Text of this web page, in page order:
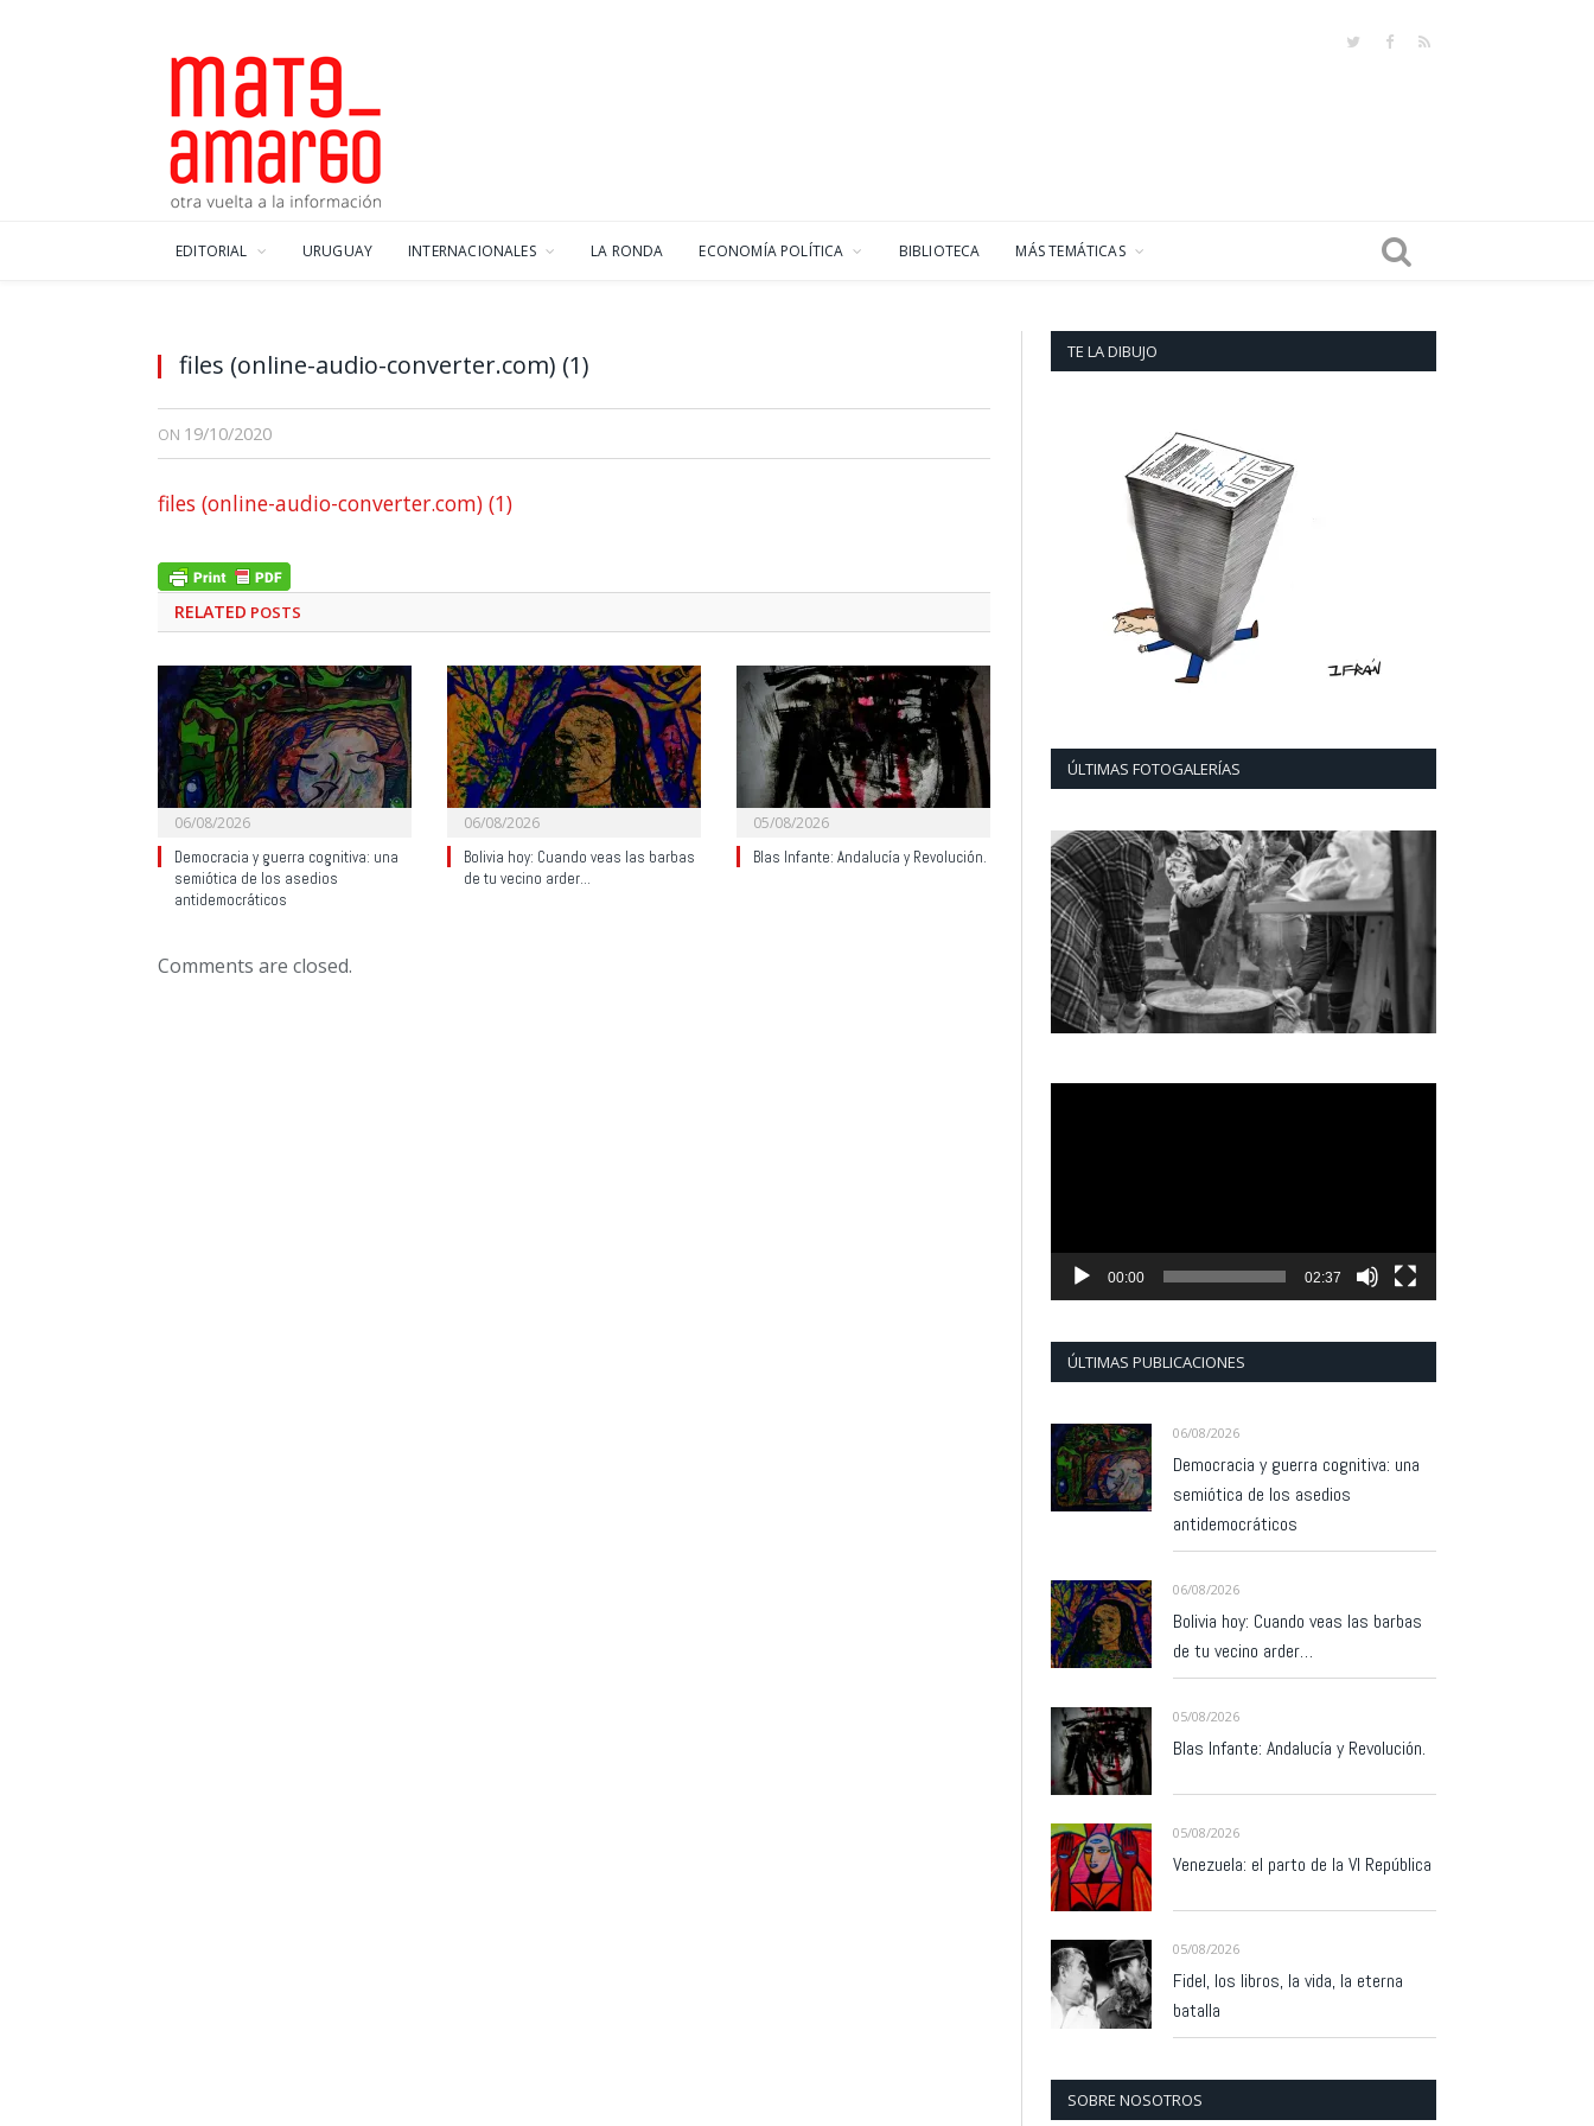
TwitterFacebook
RSS
EDITORIAL URUGUAY INTERNACIONALES LA RONDA ECONOMÍA POLÍTICA BIBLIOTECA MÁS TEMÁTICAS
files (online-audio-converter.com) (1)
ON 19/10/2020
files (online-audio-converter.com) (1)
RELATED POSTS
06/08/2026
Democracia y guerra cognitiva: una
semiótica de los asedios
antidemocráticos
06/08/2026
Bolivia hoy: Cuando veas las barbas
de tu vecino arder…
05/08/2026
Blas Infante: Andalucía y Revolución.
Comments are closed.
TE LA DIBUJO
ÚLTIMAS FOTOGALERÍAS
00:00 02:37
ÚLTIMAS PUBLICACIONES
06/08/2026
Democracia y guerra cognitiva: una
semiótica de los asedios
antidemocráticos
06/08/2026
Bolivia hoy: Cuando veas las barbas
de tu vecino arder…
05/08/2026
Blas Infante: Andalucía y Revolución.
05/08/2026
Venezuela: el parto de la VI República
05/08/2026
Fidel, los libros, la vida, la eterna
batalla
SOBRE NOSOTROS